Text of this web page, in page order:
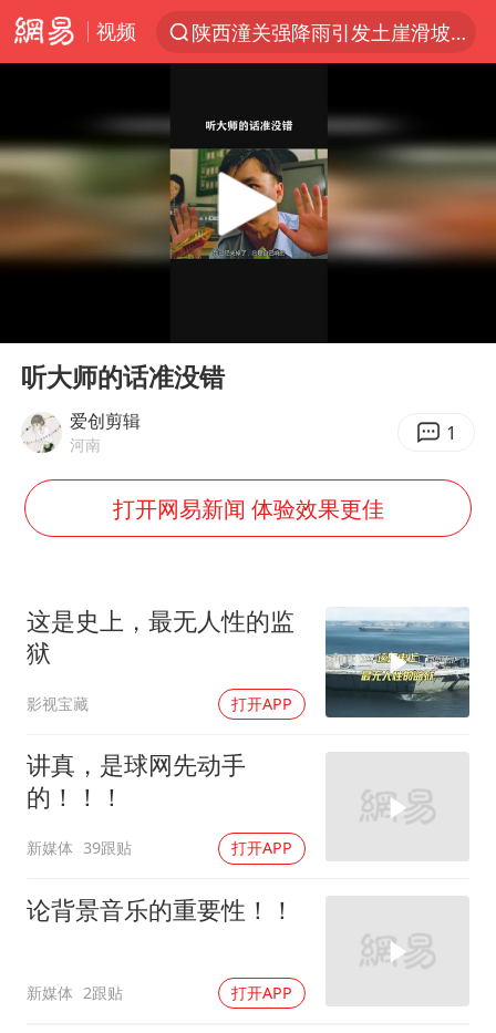
视频
陕西潼关强降雨引发土崖滑坡1人失联
聚“绿”成势，结构转型活力足
台风“白海豚”影响中国已成定局
郑国霖回应去景区上班被保安拦下
维持强台风级！白海豚直奔华东沿海
“事业单位招聘不是人情买卖”
美国退回1000亿美元关税
河南试行周五下午弹性离岗
南大数院院长疑辞职信里写不想干了
小伙靠AI减肥 45天瘦40斤进了ICU
李亚鹏向地铁吐血女孩捐99999元
Play
听大师的话准没错
爱创剪辑
河南 1
打开网易新闻 体验效果更佳
这是史上，最无人性的监
狱
影视宝藏 打开APP
讲真，是球网先动手
的！！！
新媒体 39跟贴 打开APP
论背景音乐的重要性！！
新媒体 2跟贴 打开APP